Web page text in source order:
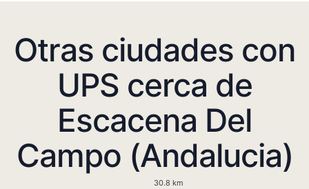
Otras ciudades con
UPS cerca de
Escacena Del
Campo (Andalucia)
30.8 km